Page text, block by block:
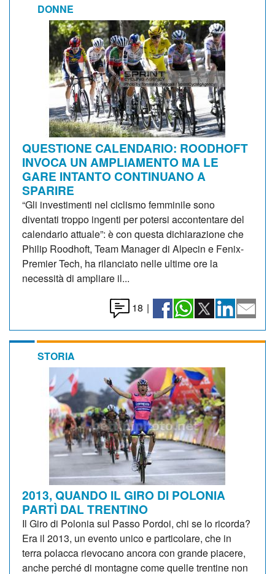
DONNE
QUESTIONE CALENDARIO: ROODHOFT
INVOCA UN AMPLIAMENTO MA LE
GARE INTANTO CONTINUANO A
SPARIRE
“Gli investimenti nel ciclismo femminile sono
diventati troppo ingenti per potersi accontentare del
calendario attuale”: è con questa dichiarazione che
Philip Roodhoft, Team Manager di Alpecin e Fenix-
Premier Tech, ha rilanciato nelle ultime ore la
necessità di ampliare il...
18 |
STORIA
2013, QUANDO IL GIRO DI POLONIA
PARTÌ DAL TRENTINO
Il Giro di Polonia sul Passo Pordoi, chi se lo ricorda?
Era il 2013, un evento unico e particolare, che in
terra polacca rievocano ancora con grande piacere,
anche perché di montagne come quelle trentine non